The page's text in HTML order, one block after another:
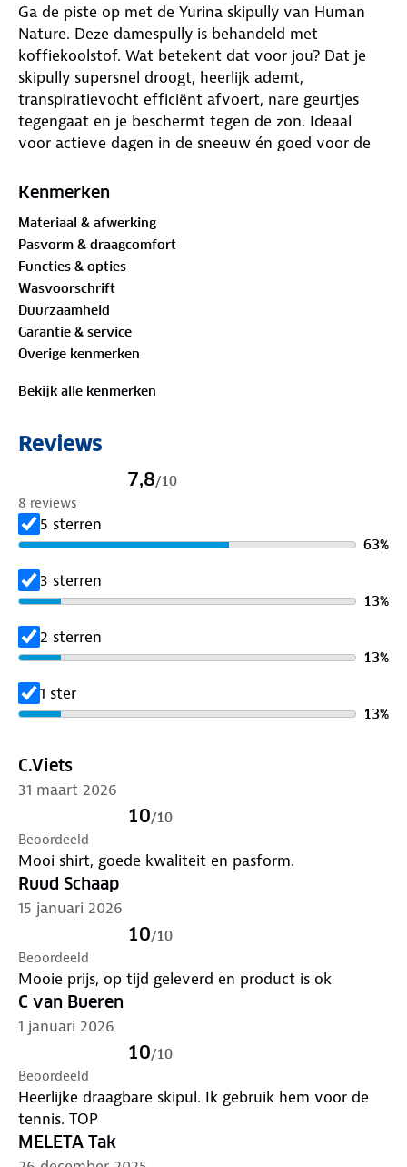
Ga de piste op met de Yurina skipully van Human
Nature. Deze damespully is behandeld met
koffiekoolstof. Wat betekent dat voor jou? Dat je
skipully supersnel droogt, heerlijk ademt,
transpiratievocht efficiënt afvoert, nare geurtjes
tegengaat en je beschermt tegen de zon. Ideaal
voor actieve dagen in de sneeuw én goed voor de
en biedt een comfortabele pasvorm. Hij is
verkrijgbaar in het zwart. Welke avonturen ga jij
beleven in deze toffe pully?
Materialen:
90% polyester, 10% elastaan
Is je kleding aan vervanging toe? Lever het in bij
Kenmerken
Materiaal & afwerking
Pasvorm & draagcomfort
Functies & opties
Wasvoorschrift
Duurzaamheid
Garantie & service
Overige kenmerken
Bekijk alle kenmerken
Reviews
7,8/10
8 reviews
5 sterren
63%
3 sterren
13%
2 sterren
13%
1 ster
13%
C.Viets
31 maart 2026
10/10
Beoordeeld
Mooi shirt, goede kwaliteit en pasform.
Ruud Schaap
15 januari 2026
10/10
Beoordeeld
Mooie prijs, op tijd geleverd en product is ok
C van Bueren
1 januari 2026
10/10
Beoordeeld
Heerlijke draagbare skipul. Ik gebruik hem voor de
tennis. TOP
MELETA Tak